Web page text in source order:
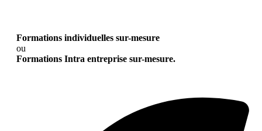
Formations individuelles sur-mesure
ou
Formations Intra entreprise sur-mesure.